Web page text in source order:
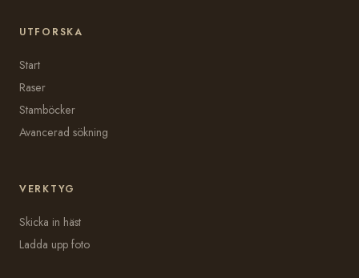
UTFORSKA
Start
Raser
Stamböcker
Avancerad sökning
VERKTYG
Skicka in häst
Ladda upp foto